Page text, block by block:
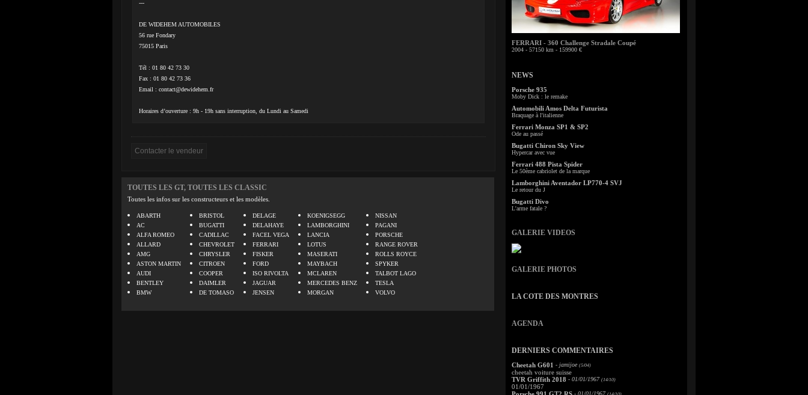
---
DE WIDEHEM AUTOMOBILES
56 rue Fondary
75015 Paris
Tél : 01 80 42 73 30
Fax : 01 80 42 73 36
Email : contact@dewidehem.fr
Horaires d’ouverture : 9h - 19h sans interruption, du Lundi au Samedi
TOUTES LES GT, TOUTES LES CLASSIC
Toutes les infos sur les constructeurs et les modèles.
ABARTH
AC
ALFA ROMEO
ALLARD
AMG
ASTON MARTIN
AUDI
BENTLEY
BMW
BRISTOL
BUGATTI
CADILLAC
CHEVROLET
CHRYSLER
CITROEN
COOPER
DAIMLER
DE TOMASO
DELAGE
DELAHAYE
FACEL VEGA
FERRARI
FISKER
FORD
ISO RIVOLTA
JAGUAR
JENSEN
KOENIGSEGG
LAMBORGHINI
LANCIA
LOTUS
MASERATI
MAYBACH
MCLAREN
MERCEDES BENZ
MORGAN
NISSAN
PAGANI
PORSCHE
RANGE ROVER
ROLLS ROYCE
SPYKER
TALBOT LAGO
TESLA
VOLVO
FERRARI - 360 Challenge Stradale Coupé
2004 - 57150 km - 159900 €
NEWS
Porsche 935
Moby Dick : le remake
Automobili Amos Delta Futurista
Braquage à l'italienne
Ferrari Monza SP1 & SP2
Ode au passé
Bugatti Chiron Sky View
Hypercar avec vue
Ferrari 488 Pista Spider
Le 50ème cabriolet de la marque
Lamborghini Aventador LP770-4 SVJ
Le retour du J
Bugatti Divo
L'arme fatale ?
GALERIE VIDEOS
GALERIE PHOTOS
LA COTE DES MONTRES
AGENDA
DERNIERS COMMENTAIRES
Cheetah G601 - jamijoe (5/04)
cheetah voiture suisse
TVR Griffith 2018 - 01/01/1967 (14/10)
01/01/1967
- 01/01/1967